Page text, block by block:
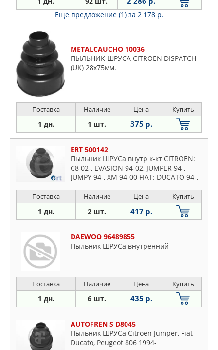
Еще предложение (1) за 2 178 р.
METALCAUCHO 10036
ПЫЛЬНИК ШРУСА CITROEN DISPATCH
(UK) 28x75мм.
Поставка Наличие Цена Купить
1 дн. 1 шт. 375 р.
ERT 500142
Пыльник ШРУСа внутр к-кт CITROEN:
C8 02-, EVASION 94-02, JUMPER 94-,
JUMPY 94-, XM 94-00 FIAT: DUCATO 94-,
LANCIA: PHED
Поставка Наличие Цена Купить
1 дн. 2 шт. 417 р.
DAEWOO 96489855
Пыльник ШРУСа внутренний
Поставка Наличие Цена Купить
1 дн. 6 шт. 435 р.
AUTOFREN S D8045
Пыльник ШРУСа Citroen Jumper, Fiat
Ducato, Peugeot 806 1994-